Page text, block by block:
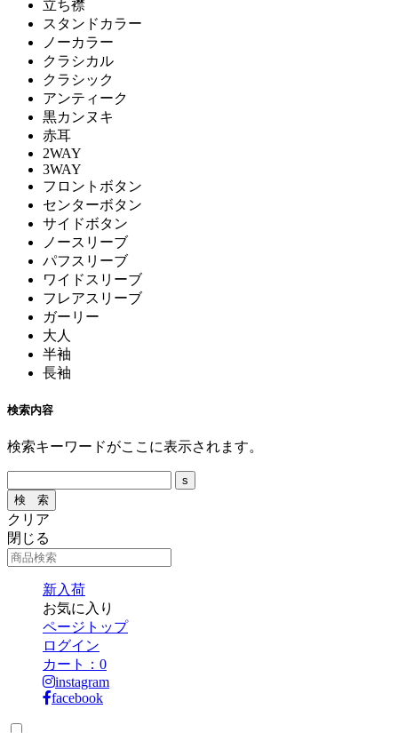
立ち襟
スタンドカラー
ノーカラー
クラシカル
クラシック
アンティーク
黒カンヌキ
赤耳
2WAY
3WAY
フロントボタン
センターボタン
サイドボタン
ノースリーブ
パフスリーブ
ワイドスリーブ
フレアスリーブ
ガーリー
大人
半袖
長袖
検索内容
検索キーワードがここに表示されます。
クリア
閉じる
新入荷
お気に入り
ページトップ
ログイン
カート： 0
instagram
facebook